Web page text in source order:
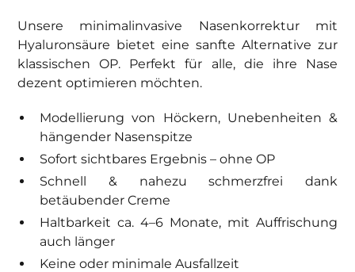
Unsere minimalinvasive Nasenkorrektur mit
Hyaluronsäure bietet eine sanfte Alternative zur
klassischen OP. Perfekt für alle, die ihre Nase
dezent optimieren möchten.
Modellierung von Höckern, Unebenheiten &
hängender Nasenspitze
Sofort sichtbares Ergebnis – ohne OP
Schnell & nahezu schmerzfrei dank
betäubender Creme
Haltbarkeit ca. 4–6 Monate, mit Auffrischung
auch länger
Keine oder minimale Ausfallzeit